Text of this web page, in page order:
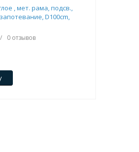
, мет. рама, подсв.,
D100cm,
/ 0 отзывов